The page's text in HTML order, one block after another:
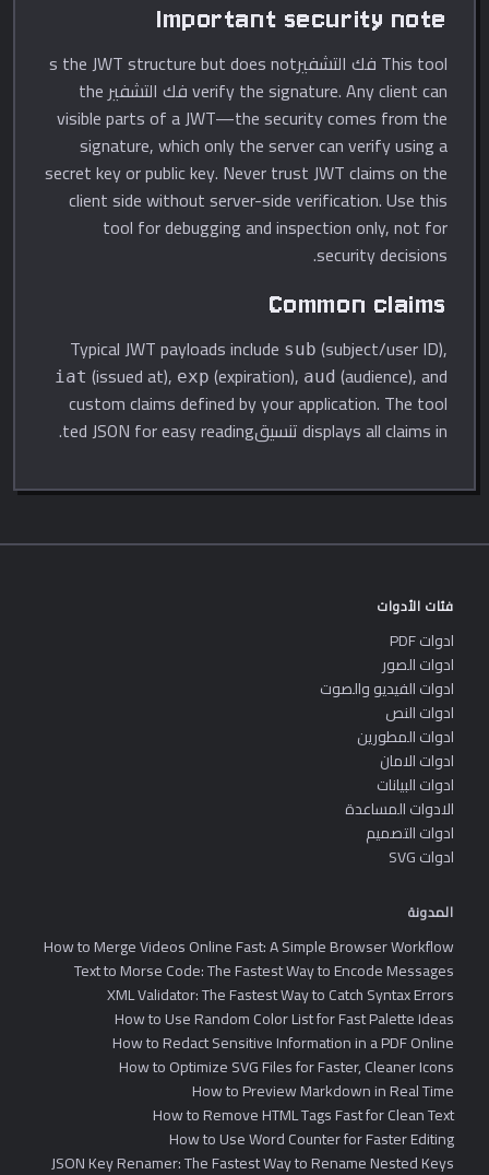
Important security note
This tool فك التشفيرs the JWT structure but does not
verify the signature. Any client can فك التشفير the
visible parts of a JWT—the security comes from the
signature, which only the server can verify using a
secret key or public key. Never trust JWT claims on the
client side without server-side verification. Use this
tool for debugging and inspection only, not for
security decisions.
Common claims
Typical JWT payloads include sub (subject/user ID),
iat (issued at), exp (expiration), aud (audience), and
custom claims defined by your application. The tool
displays all claims in تنسيقted JSON for easy reading.
فئات الأدوات
ادوات PDF
ادوات الصور
ادوات الفيديو والصوت
ادوات النص
ادوات المطورين
ادوات الامان
ادوات البيانات
الادوات المساعدة
ادوات التصميم
ادوات SVG
المدونة
How to Merge Videos Online Fast: A Simple Browser Workflow
Text to Morse Code: The Fastest Way to Encode Messages
XML Validator: The Fastest Way to Catch Syntax Errors
How to Use Random Color List for Fast Palette Ideas
How to Redact Sensitive Information in a PDF Online
How to Optimize SVG Files for Faster, Cleaner Icons
How to Preview Markdown in Real Time
How to Remove HTML Tags Fast for Clean Text
How to Use Word Counter for Faster Editing
JSON Key Renamer: The Fastest Way to Rename Nested Keys